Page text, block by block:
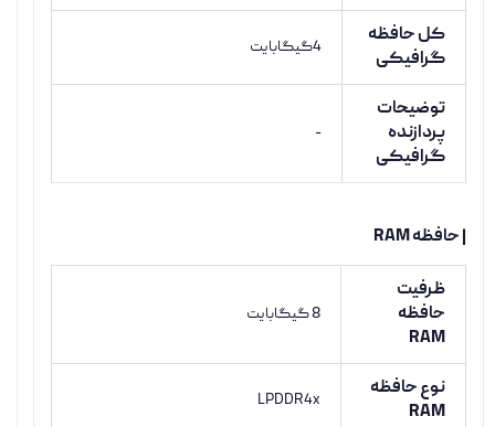
کل حافظه
گرافیکی
4گیگابایت
توضیحات
پردازنده
گرافیکی
-
| حافظه RAM
ظرفیت
حافظه
RAM
8 گیگابایت
نوع حافظه
RAM
LPDDR4x